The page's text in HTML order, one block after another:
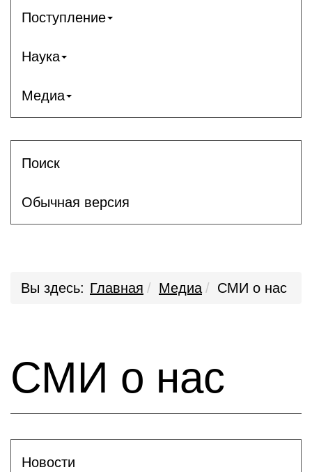
Поступление
Наука
Медиа
Поиск
Обычная версия
Вы здесь: Главная Медиа СМИ о нас
СМИ о нас
Новости